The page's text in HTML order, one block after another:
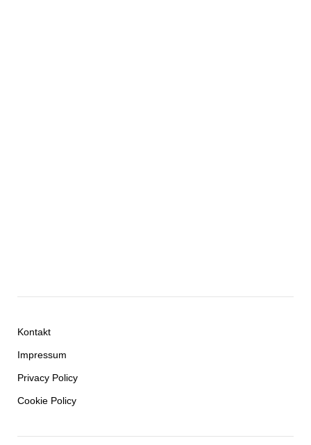
Kontakt
Impressum
Privacy Policy
Cookie Policy